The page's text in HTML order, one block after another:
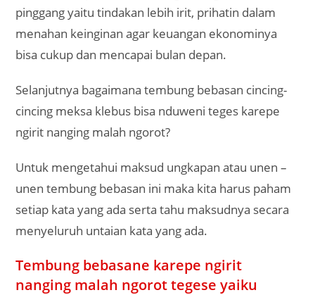
pinggang yaitu tindakan lebih irit, prihatin dalam
menahan keinginan agar keuangan ekonominya
bisa cukup dan mencapai bulan depan.
Selanjutnya bagaimana tembung bebasan cincing-
cincing meksa klebus bisa nduweni teges karepe
ngirit nanging malah ngorot?
Untuk mengetahui maksud ungkapan atau unen –
unen tembung bebasan ini maka kita harus paham
setiap kata yang ada serta tahu maksudnya secara
menyeluruh untaian kata yang ada.
Tembung bebasane karepe ngirit
nanging malah ngorot tegese yaiku